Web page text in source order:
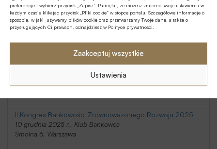
preferencje i wybierz przycisk „Zapisz”. Pamiętaj, że możesz zmienić swoje ustawienia w
każdym czasie klikając przycisk „Pliki cookie” w stopce portalu. Szczegółowe informacje o
sposobie, w jaki używamy plików cookie oraz przetwarzamy Twoje dane, a także o
przysługujących Ci prawach, odnajdziesz w Polityce prywatności.
Zaakceptuj wszystkie
Ustawienia
20-21 listopada 2025 r., Holiday Inn
Telimeny 1, Józefów
Belwederska 23, Warszawa
9 grudnia 2025 r., Novotel Centrum,
II Kongres Bankowości Zrównoważonego Rozwoju 2025
10 grudnia 2025 r., Klub Bankowca
Smolna 6, Warszawa